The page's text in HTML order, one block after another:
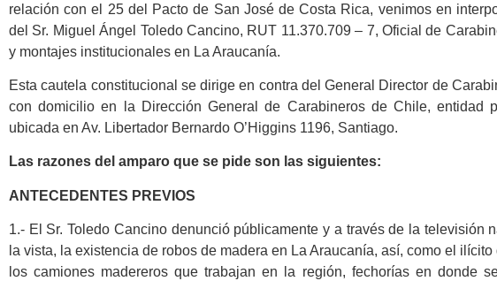
relación con el 25 del Pacto de San José de Costa Rica, venimos en
del Sr. Miguel Ángel Toledo Cancino, RUT 11.370.709 – 7, Oficial de
y montajes institucionales en La Araucanía.
Esta cautela constitucional se dirige en contra del General Director de
con domicilio en la Dirección General de Carabineros de Chile, entidad
ubicada en Av. Libertador Bernardo O’Higgins 1196, Santiago.
Las razones del amparo que se pide son las siguientes:
ANTECEDENTES PREVIOS
1.- El Sr. Toledo Cancino denunció públicamente y a través de la televisión
la vista, la existencia de robos de madera en La Araucanía, así, como el
los camiones madereros que trabajan en la región, fechorías en donde